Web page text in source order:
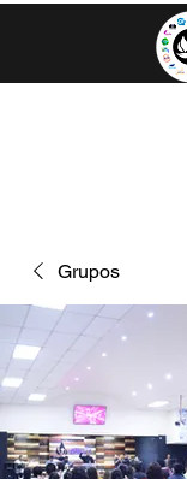
Grupos